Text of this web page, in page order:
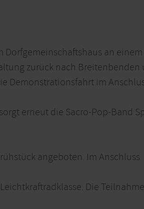
Dorfgemeinschaftshaus an einem
zurück nach Breitenbenden
Demonstrationsfahrt im
erneut die Sacro-Pop-Band
angeboten. Im Anschluss
Die